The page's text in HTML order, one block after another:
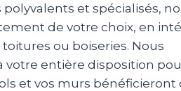
et spécialisés,
de votre choix, en
ou boiseries. Nous
votre entière disposition
et vos murs bénéficieront